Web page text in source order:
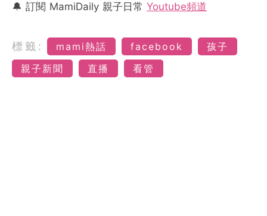
🔔 訂閱 MamiDaily 親子日常 Youtube頻道
標籤: mami熱話 facebook
孩子
親子新聞
直播 看管